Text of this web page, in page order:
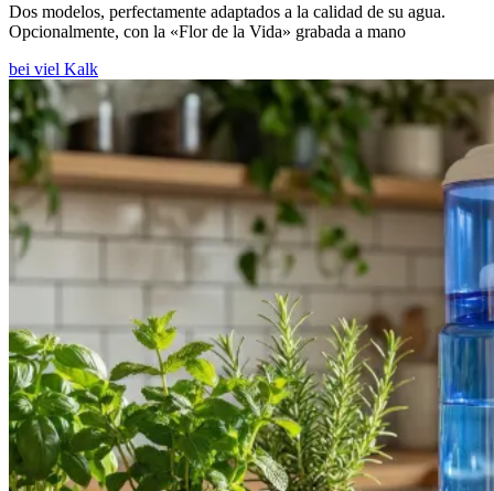
Dos modelos, perfectamente adaptados a la calidad de su agua.
Opcionalmente, con la «Flor de la Vida» grabada a mano
bei viel Kalk